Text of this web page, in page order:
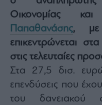
Design
Fashion
&
Watches
Yachts
Table
For
Two
Οικονομίας
Παπαθανάσης, με
επικεντρώνεται
στις τελευταίες
Στα 27,5 δισ.
επενδύσεις που
του δανειακού